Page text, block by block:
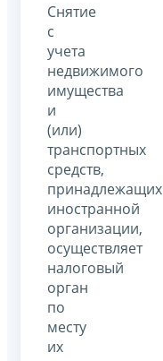
Снятие
с
учета
недвижимого
имущества
и
(или)
транспортных
средств,
принадлежащих
иностранной
организации,
осуществляет
налоговый
орган
по
месту
их